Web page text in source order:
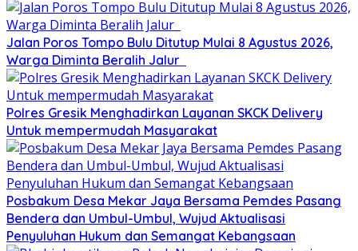
Jalan Poros Tompo Bulu Ditutup Mulai 8 Agustus 2026,
Warga Diminta Beralih Jalur
Polres Gresik Menghadirkan Layanan SKCK Delivery
Untuk mempermudah Masyarakat
Posbakum Desa Mekar Jaya Bersama Pemdes Pasang
Bendera dan Umbul-Umbul, Wujud Aktualisasi
Penyuluhan Hukum dan Semangat Kebangsaan